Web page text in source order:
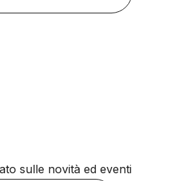
sulle novità ed eventi